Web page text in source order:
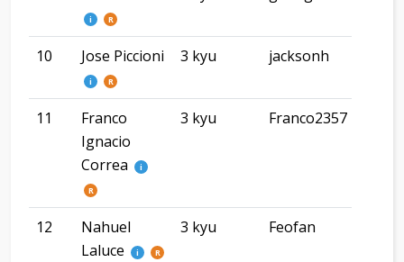
i R
10 Jose Piccioni
i R
3 kyu jacksonh
11
Franco
Ignacio
Correa
i
R
3 kyu Franco2357
12
Nahuel
Laluce
i R
3 kyu Feofan